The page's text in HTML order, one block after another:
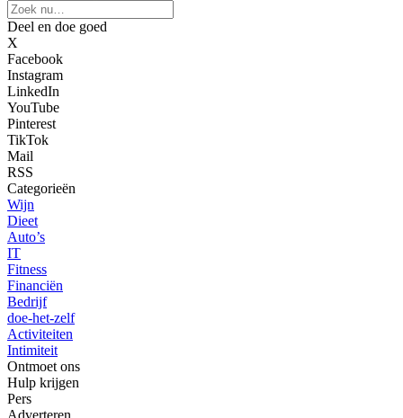
Deel en doe goed
X
Facebook
Instagram
LinkedIn
YouTube
Pinterest
TikTok
Mail
RSS
Categorieën
Wijn
Dieet
Auto’s
IT
Fitness
Financiën
Bedrijf
doe-het-zelf
Activiteiten
Intimiteit
Ontmoet ons
Hulp krijgen
Pers
Adverteren